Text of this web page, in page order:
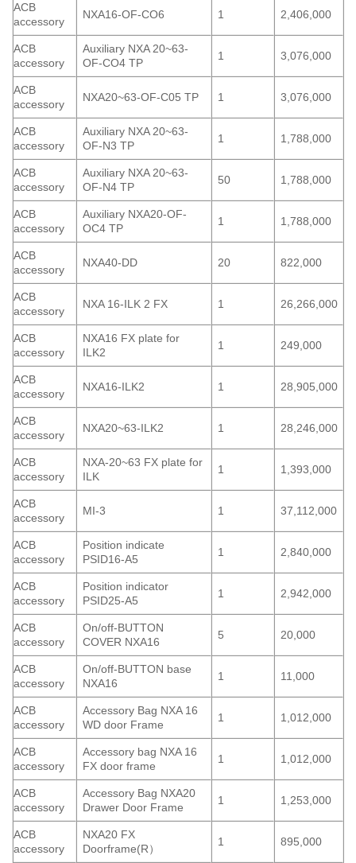
ACB
accessory
NXA16-OF-CO6 1 2,406,000
ACB
accessory
Auxiliary NXA 20~63-
OF-CO4 TP
1 3,076,000
ACB
accessory
NXA20~63-OF-C05 TP 1 3,076,000
ACB
accessory
Auxiliary NXA 20~63-
OF-N3 TP
1 1,788,000
ACB
accessory
Auxiliary NXA 20~63-
OF-N4 TP
50 1,788,000
ACB
accessory
Auxiliary NXA20-OF-
OC4 TP
1 1,788,000
ACB
accessory
NXA40-DD 20 822,000
ACB
accessory
NXA 16-ILK 2 FX 1 26,266,000
ACB
accessory
NXA16 FX plate for
ILK2
1 249,000
ACB
accessory
NXA16-ILK2 1 28,905,000
ACB
accessory
NXA20~63-ILK2 1 28,246,000
ACB
accessory
NXA-20~63 FX plate for
ILK
1 1,393,000
ACB
accessory
MI-3 1 37,112,000
ACB
accessory
Position indicate
PSID16-A5
1 2,840,000
ACB
accessory
Position indicator
PSID25-A5
1 2,942,000
ACB
accessory
On/off-BUTTON
COVER NXA16
5 20,000
ACB
accessory
On/off-BUTTON base
NXA16
1 11,000
ACB
accessory
Accessory Bag NXA 16
WD door Frame
1 1,012,000
ACB
accessory
Accessory bag NXA 16
FX door frame
1 1,012,000
ACB
accessory
Accessory Bag NXA20
Drawer Door Frame
1 1,253,000
ACB
accessory
NXA20 FX
Doorframe(R）
1 895,000